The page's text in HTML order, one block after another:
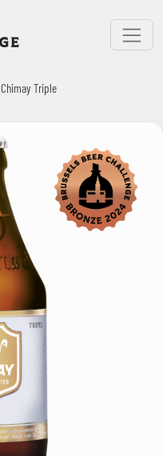
Bruxelles Beer Challenge
Menu
Chimay Triple